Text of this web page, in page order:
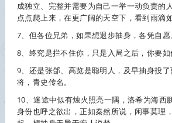
成独立、完整并需要为自己一举一动负责的
点点爬上来，在更广阔的天空下，看到雨滴
7、但各位兄弟，如果想退步抽身，各凭自愿
8、终究是拦不住你，只是入局之后，你要如
9、还是张郃、高览是聪明人，及早抽身投
将，青史传名。
10、迷途中似有烛火照亮一隅，洛希为海西
身份也呼之欲出，正如秦然所说，闲事莫理